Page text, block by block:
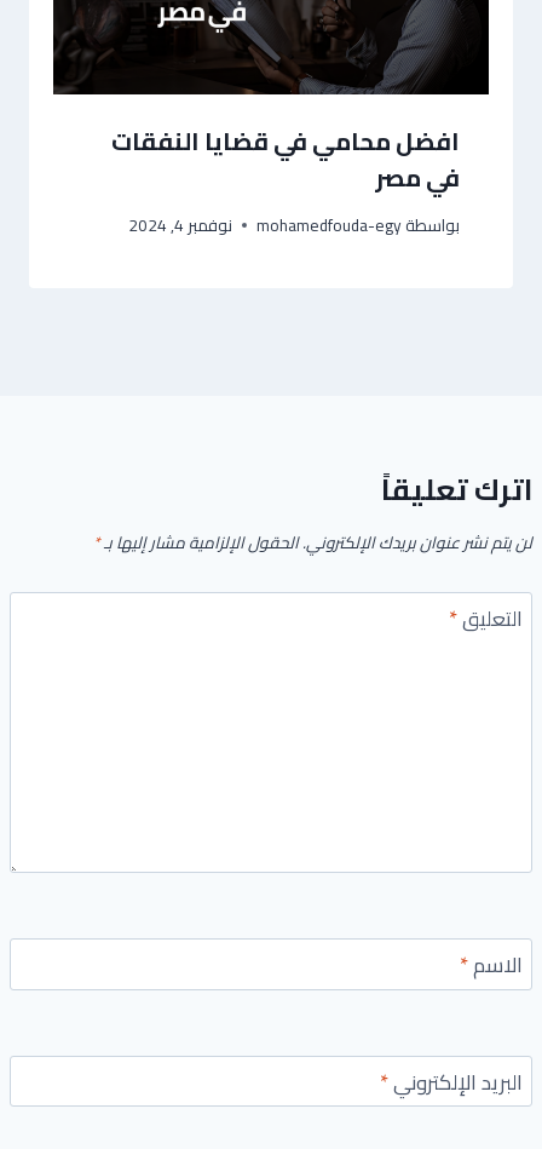
افضل محامي في قضايا النفقات
في مصر
بواسطةmohamedfouda-egy نوفمبر 4, 2024
اترك تعليقاً
لن يتم نشر عنوان بريدك الإلكتروني.الحقول الإلزامية مشار إليها بـ*
التعليق*
الاسم*
البريد الإلكتروني*